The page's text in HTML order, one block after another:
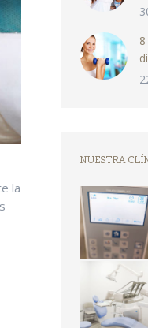
la
NUESTRA